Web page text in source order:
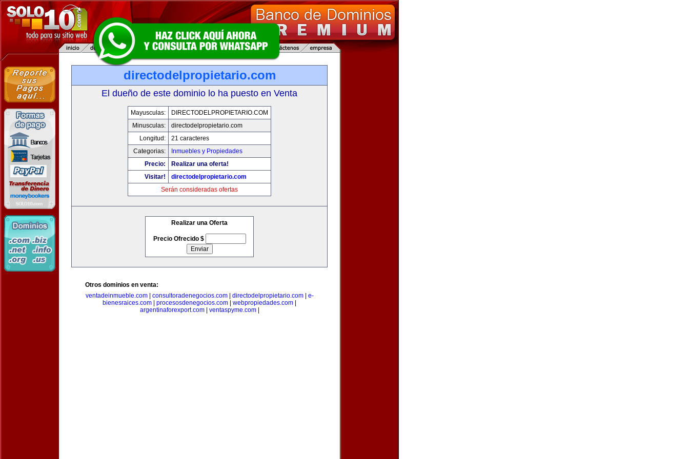
directodelpropietario.com
El dueño de este dominio lo ha puesto en Venta
Mayusculas:
DIRECTODELPROPIETARIO.COM
Minusculas:
directodelpropietario.com
Longitud:
21 caracteres
Categorias:
Inmuebles y Propiedades
Precio:
Realizar una oferta!
Visitar!
directodelpropietario.com
Serán consideradas ofertas
Realizar una Oferta
Precio Ofrecido $
Otros dominios en venta:
ventadeinmueble.com| consultoradenegocios.com| directodelpropietario.com| e-
bienesraices.com
procesosdenegocios.com webpropiedades.com
argentinaforexport.com| ventaspyme.com|